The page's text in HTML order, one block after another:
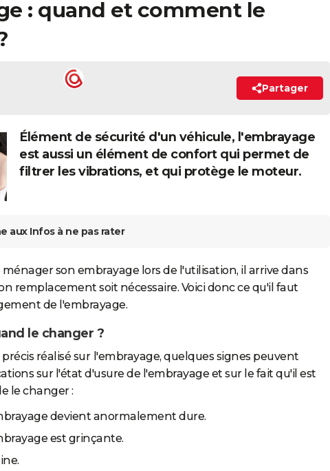
: quand et comment le
Partager
Élément de sécurité d'un véhicule, l'embrayage
est aussi un élément de confort qui permet de
filtrer les vibrations, et qui protège le moteur.
aux Infos à ne pas rater
ménager son embrayage lors de l'utilisation, il arrive dans
remplacement soit nécessaire. Voici donc ce qu'il faut
de l'embrayage.
le changer ?
réalisé sur l'embrayage, quelques signes peuvent
sur l'état d'usure de l'embrayage et sur le fait qu'il est
le changer :
devient anormalement dure.
est grinçante.